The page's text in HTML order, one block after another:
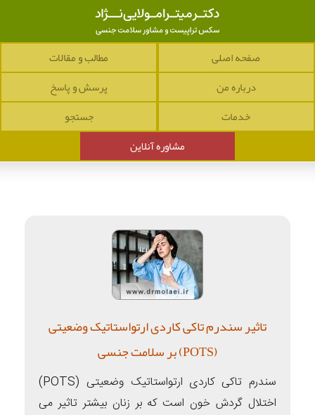
صفحه اصلی
مطالب و مقالات
درباره من
پرسش و پاسخ
خدمات
جستجو
مشاوره آنلاین
تاثیر سندرم تاکی کاردی ارتواستاتیک وضعیتی
(POTS) بر سلامت جنسی
سندرم تاکی کاردی ارتواستاتیک وضعیتی (POTS)
اختلال گردش خون است که بر زنان بیشتر تاثیر می